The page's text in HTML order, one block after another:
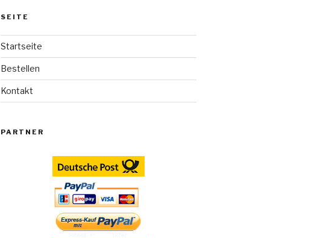
SEITE
Startseite
Bestellen
Kontakt
PARTNER